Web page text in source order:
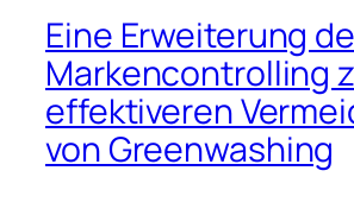
Eine Erweiterung
Markencontrolling
effektiveren
von Greenwashing